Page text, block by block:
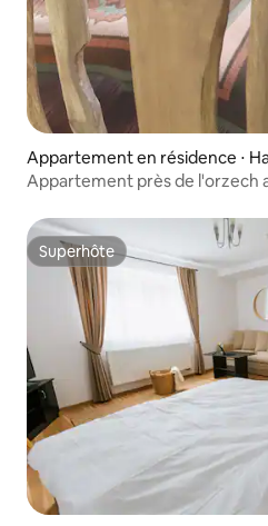
Appartement en résidence ⋅
Appartement près de l'orzech
Superhôte
Superhôte